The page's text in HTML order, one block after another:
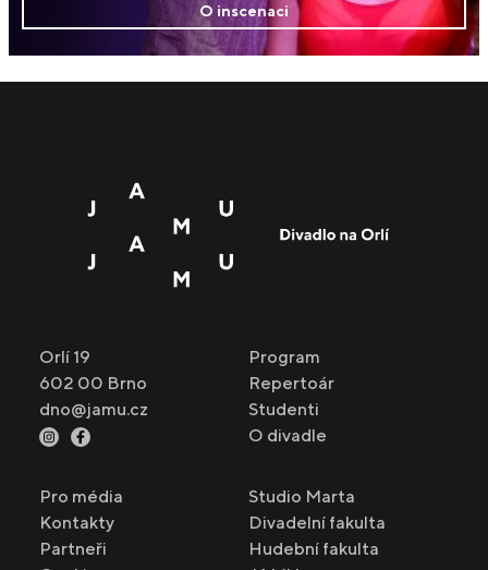
O inscenaci
Orlí 19
602 00 Brno
dno@jamu.cz
Program
Repertoár
Studenti
O divadle
Pro média
Kontakty
Partneři
Studio Marta
Divadelní fakulta
Hudební fakulta